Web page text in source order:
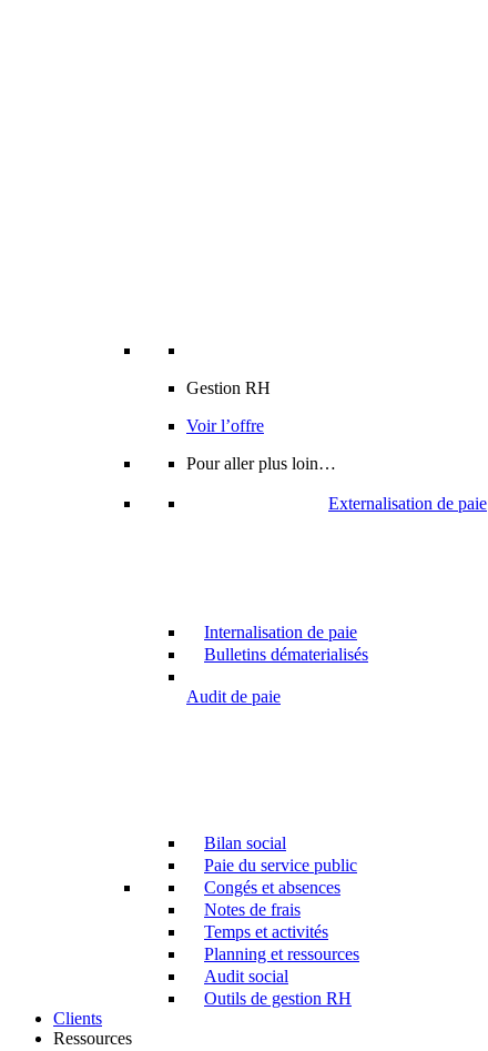
Gestion RH
Voir l’offre
Pour aller plus loin…
Externalisation de paie
Internalisation de paie
Bulletins dématerialisés
Audit de paie
Bilan social
Paie du service public
Congés et absences
Notes de frais
Temps et activités
Planning et ressources
Audit social
Outils de gestion RH
Clients
Ressources